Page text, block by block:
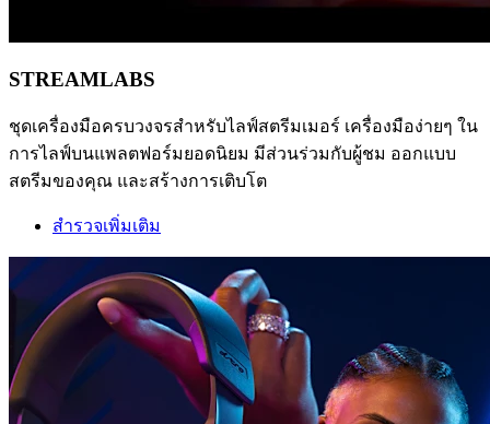
STREAMLABS
ชุดเครื่องมือครบวงจรสำหรับไลฟ์สตรีมเมอร์ เครื่องมือง่ายๆ ใน
การไลฟ์บนแพลตฟอร์มยอดนิยม มีส่วนร่วมกับผู้ชม ออกแบบ
สตรีมของคุณ และสร้างการเติบโต
สำรวจเพิ่มเติม